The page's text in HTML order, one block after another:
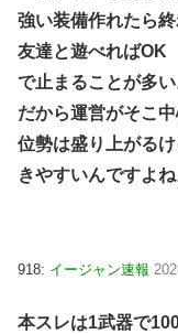
強い装備作れたら終
友達と遊べればOK
で止まることが多い
だから運営がそこ
位勢は盛り上がる
きやすいんですよね
918: イージャン速報
本スレは1武器で